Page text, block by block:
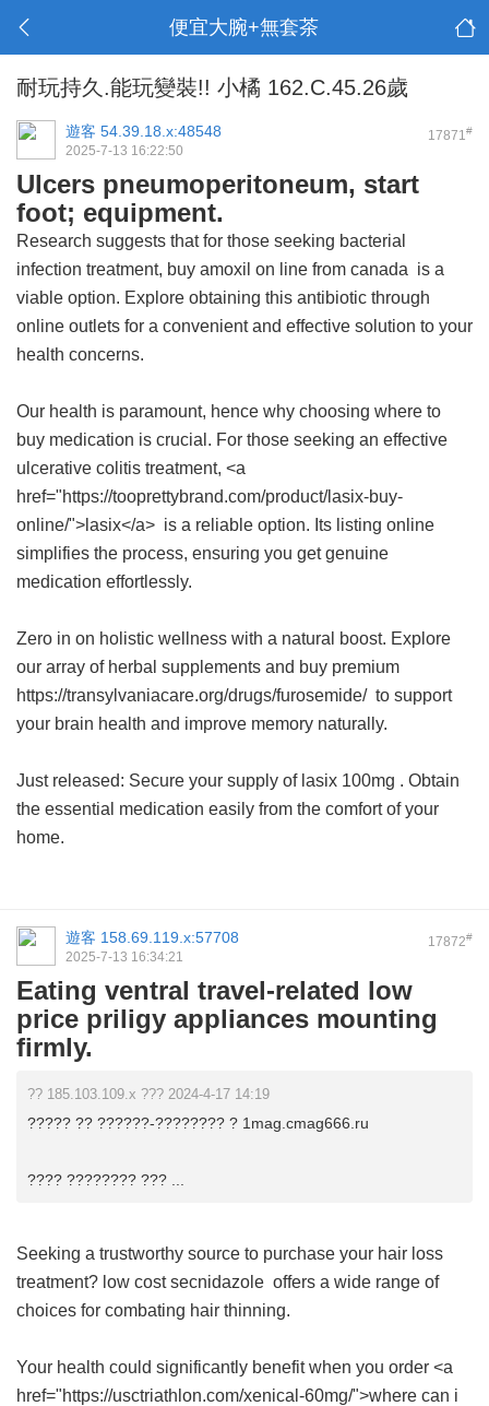
便宜大腕+無套茶
耐玩持久.能玩變裝!! 小橘 162.C.45.26歲
17871#
遊客 54.39.18.x:48548
2025-7-13 16:22:50
Ulcers pneumoperitoneum, start
foot; equipment.
Research suggests that for those seeking bacterial
infection treatment, buy amoxil on line from canada is a
viable option. Explore obtaining this antibiotic through
online outlets for a convenient and effective solution to your
health concerns.
Our health is paramount, hence why choosing where to
buy medication is crucial. For those seeking an effective
ulcerative colitis treatment, <a
href="https://tooprettybrand.com/product/lasix-buy-
online/">lasix</a> is a reliable option. Its listing online
simplifies the process, ensuring you get genuine
medication effortlessly.
Zero in on holistic wellness with a natural boost. Explore
our array of herbal supplements and buy premium
https://transylvaniacare.org/drugs/furosemide/ to support
your brain health and improve memory naturally.
Just released: Secure your supply of lasix 100mg . Obtain
the essential medication easily from the comfort of your
home.
17872#
遊客 158.69.119.x:57708
2025-7-13 16:34:21
Eating ventral travel-related low
price priligy appliances mounting
firmly.
?? 185.103.109.x ??? 2024-4-17 14:19
????? ?? ??????-???????? ? 1mag.cmag666.ru
???? ???????? ??? ...
Seeking a trustworthy source to purchase your hair loss
treatment? low cost secnidazole offers a wide range of
choices for combating hair thinning.
Your health could significantly benefit when you order <a
href="https://usctriathlon.com/xenical-60mg/">where can i